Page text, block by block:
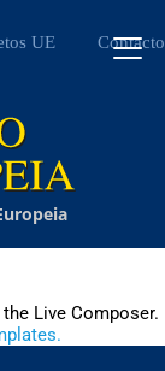
UE Contacto
Live Composer.